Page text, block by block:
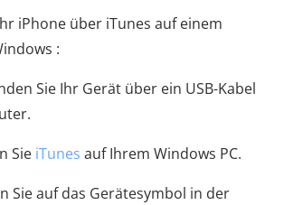
iPhone über iTunes auf einem
:
Sie Ihr Gerät über ein USB-Kabel
Sie iTunes auf Ihrem Windows PC.
Sie auf das Gerätesymbol in der